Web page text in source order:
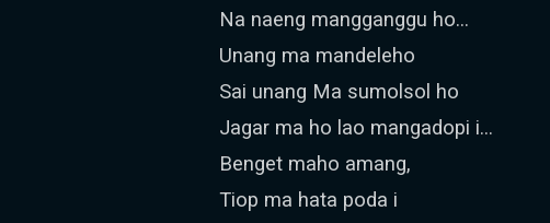
Na naeng mangganggu ho...
Unang ma mandeleho
Sai unang Ma sumolsol ho
Jagar ma ho lao mangadopi i...
Benget maho amang,
Tiop ma hata poda i